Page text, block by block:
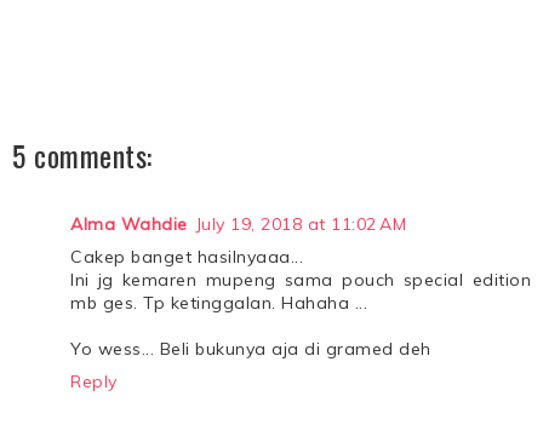
5 comments:
Alma Wahdie July 19, 2018 at 11:02 AM
Cakep banget hasilnyaaa...
Ini jg kemaren mupeng sama pouch special edition
mb ges. Tp ketinggalan. Hahaha ...
Yo wess... Beli bukunya aja di gramed deh
Reply